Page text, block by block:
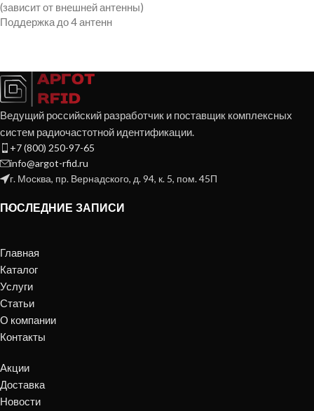
(зависит от внешней антенны)
Поддержка до 4 антенн
Ведущий российский разработчик и поставщик комплексных
систем радиочастотной идентификации.
+7 (800) 250-97-65
info@argot-rfid.ru
г. Москва, пр. Вернадского, д. 94, к. 5, пом. 45П
ПОСЛЕДНИЕ ЗАПИСИ
Главная
Каталог
Услуги
Статьи
О компании
Контакты
Акции
Доставка
Новости